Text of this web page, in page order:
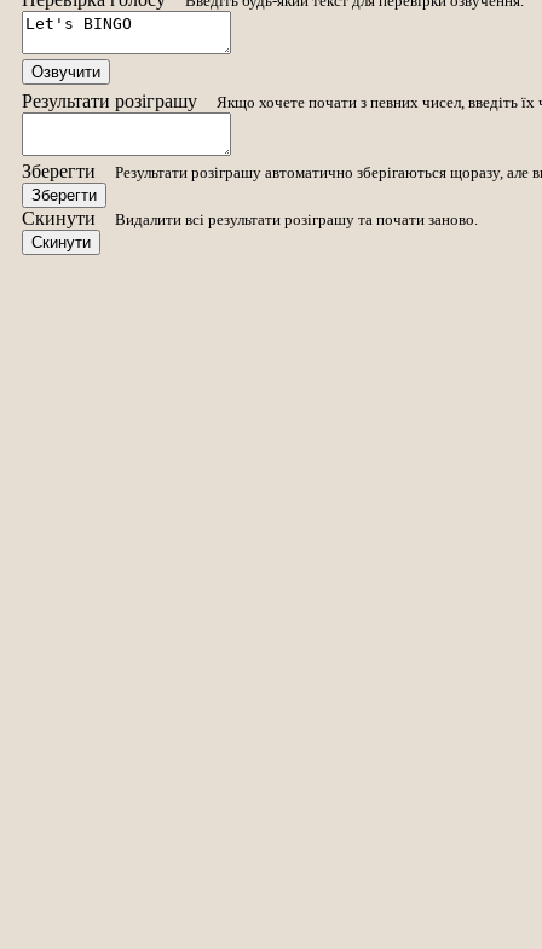
Озвучити
Результати розіграшу Якщо хочете почати з певних чисел, введіть їх
Зберегти Результати розіграшу автоматично зберігаються щоразу,
Зберегти
Скинути Видалити всі результати розіграшу та почати заново.
Скинути